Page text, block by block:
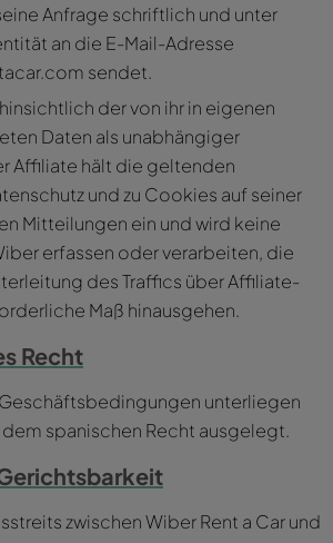
Anfrage schriftlich und unter
an die E-Mail-Adresse
sendet.
der von ihr in eigenen
Daten als unabhängiger
Affiliate hält die geltenden
und zu Cookies auf seiner
Mitteilungen ein und wird keine
erfassen oder verarbeiten, die
des Traffics über Affiliate-
Maß hinausgehen.
Recht
unterliegen
spanischen Recht ausgelegt.
zwischen Wiber Rent a Car und